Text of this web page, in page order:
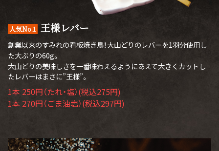
人気No.1 王様レバー
創業以来のすみれの看板焼き鳥！大山どりのレバーを1羽分使用し
た大ぶりの60g。
大山どりの美味しさを一番味わえるようにあえて大きくカットし
たレバーはまさに”王様”。
1本 250円（たれ・塩）(税込275円)
1本 270円（ごま油塩）(税込297円)